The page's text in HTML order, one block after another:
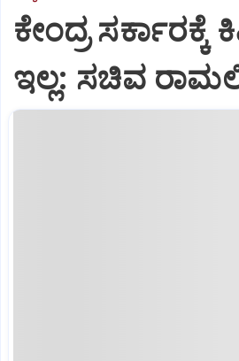
ಕೇಂದ್ರ ಸರ್ಕಾರಕ್ಕೆ
ಇಲ್ಲ: ಸಚಿವ